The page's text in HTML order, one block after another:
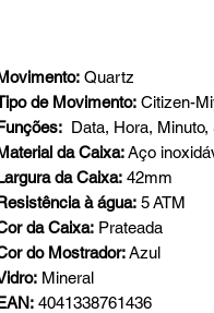
Quartz
de Movimento: Citizen-
Data, Hora,
da Caixa:Aço
da Caixa: 42mm
à água: 5 ATM
da Caixa: Prateada
do Mostrador:Azul
Mineral
4041338761436